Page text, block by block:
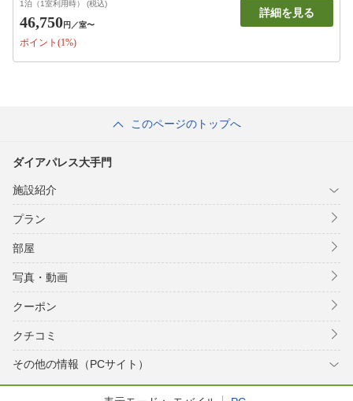
1泊（1室利用時） (税込)
46,750円 ／室〜
ポイント(1%)
詳細を見る
このページのトップへ
ダイアパレス大手門
施設紹介
プラン
部屋
写真・動画
クーポン
クチコミ
その他の情報（PCサイト）